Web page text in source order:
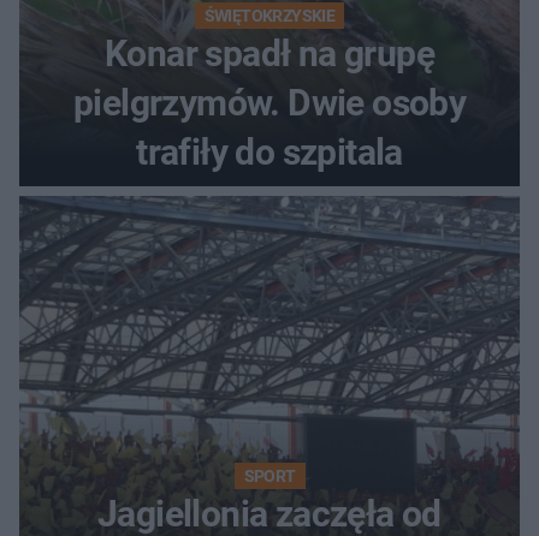
ŚWIĘTOKRZYSKIE
Konar spadł na grupę
pielgrzymów. Dwie osoby
trafiły do szpitala
SPORT
Jagiellonia zaczęła od